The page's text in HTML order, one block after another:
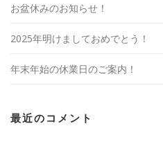
お盆休みのお知らせ！
2025年明けましておめでとう！
年末年始の休業日のご案内！
最近のコメント